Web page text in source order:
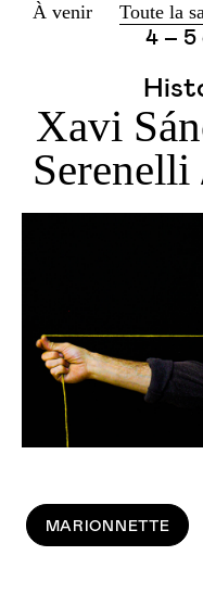
À venir Toute la
4 – 5
Xavi
MARIONNETTE